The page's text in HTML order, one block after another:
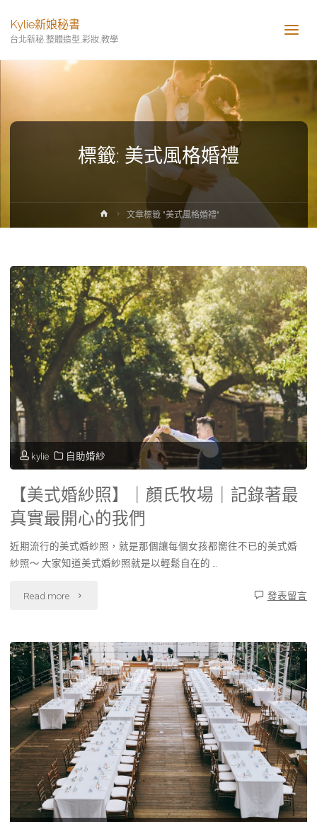
Kylie新娘秘書
台北新秘,整體造型,彩妝,教學
標籤: 美式風格婚禮
首
頁
文章標籤 "美式風格婚禮"
kylie 自助婚紗
【美式婚紗照】｜顏氏牧場｜記錄著最
真實最開心的我們
近期流行的美式婚紗照，就是那個讓每個女孩都嚮往不已的美式婚
紗照～ 大家知道美式婚紗照就是以輕鬆自在的 …
Read more "【美
婚
紗
照】
｜
顏
氏
發表留言